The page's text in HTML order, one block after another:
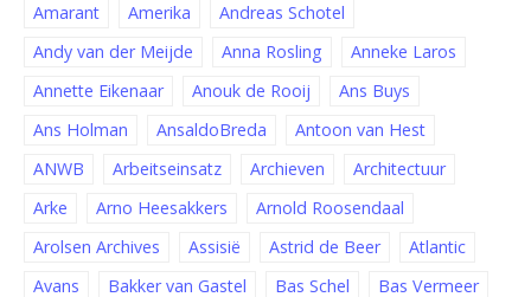
Amarant
Amerika
Andreas Schotel
Andy van der Meijde
Anna Rosling
Anneke Laros
Annette Eikenaar
Anouk de Rooij
Ans Buys
Ans Holman
AnsaldoBreda
Antoon van Hest
ANWB
Arbeitseinsatz Archieven
Architectuur
Arke
Arno Heesakkers
Arnold Roosendaal
Arolsen Archives
Assisië Astrid de Beer
Atlantic
Avans
Bakker van Gastel Bas Schel
Bas Vermeer